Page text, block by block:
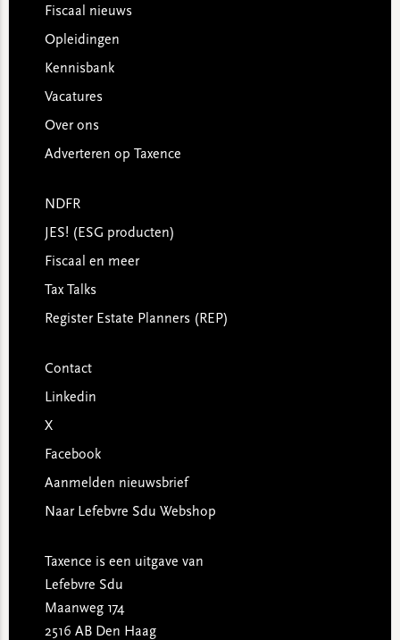
Footer
Fiscaal nieuws
Opleidingen
Kennisbank
Vacatures
Over ons
Adverteren op Taxence
NDFR
JES! (ESG producten)
Fiscaal en meer
Tax Talks
Register Estate Planners (REP)
Contact
Linkedin
X
Facebook
Aanmelden nieuwsbrief
Naar Lefebvre Sdu Webshop
Taxence is een uitgave van
Lefebvre Sdu
Maanweg 174
2516 AB Den Haag